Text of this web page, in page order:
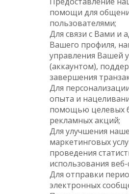
помощи для
пользователями;
Для связи с Вами и
Вашего профиля,
управления Вашей
(аккаунтом),
завершения
Для
опыта и
помощью целевых
рекламных акций;
Для улучшения
маркетинговых
проведения
использования веб-
Для отправки
электронных